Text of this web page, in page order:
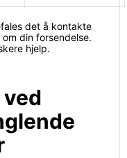
det å kontakte
din forsendelse.
hjelp.